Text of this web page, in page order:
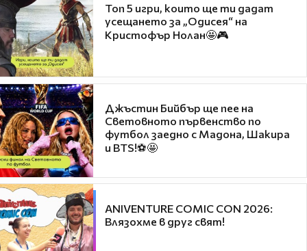
Топ 5 игри, които ще ти дадат
усещането за „Одисея“ на
Кристофър Нолан🤩🎮
Джъстин Бийбър ще пее на
Световното първенство по
футбол заедно с Мадона, Шакира
и BTS!⚽🤩
ANIVENTURE COMIC CON 2026:
Влязохме в друг свят!